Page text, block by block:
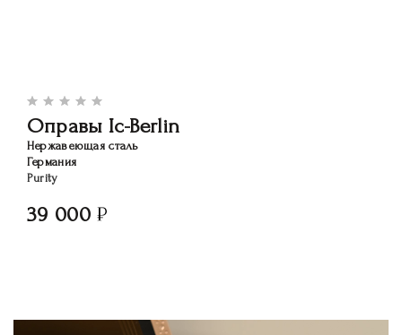
Оправы Ic-Berlin
Нержавеющая сталь
Германия
Purity
39 000